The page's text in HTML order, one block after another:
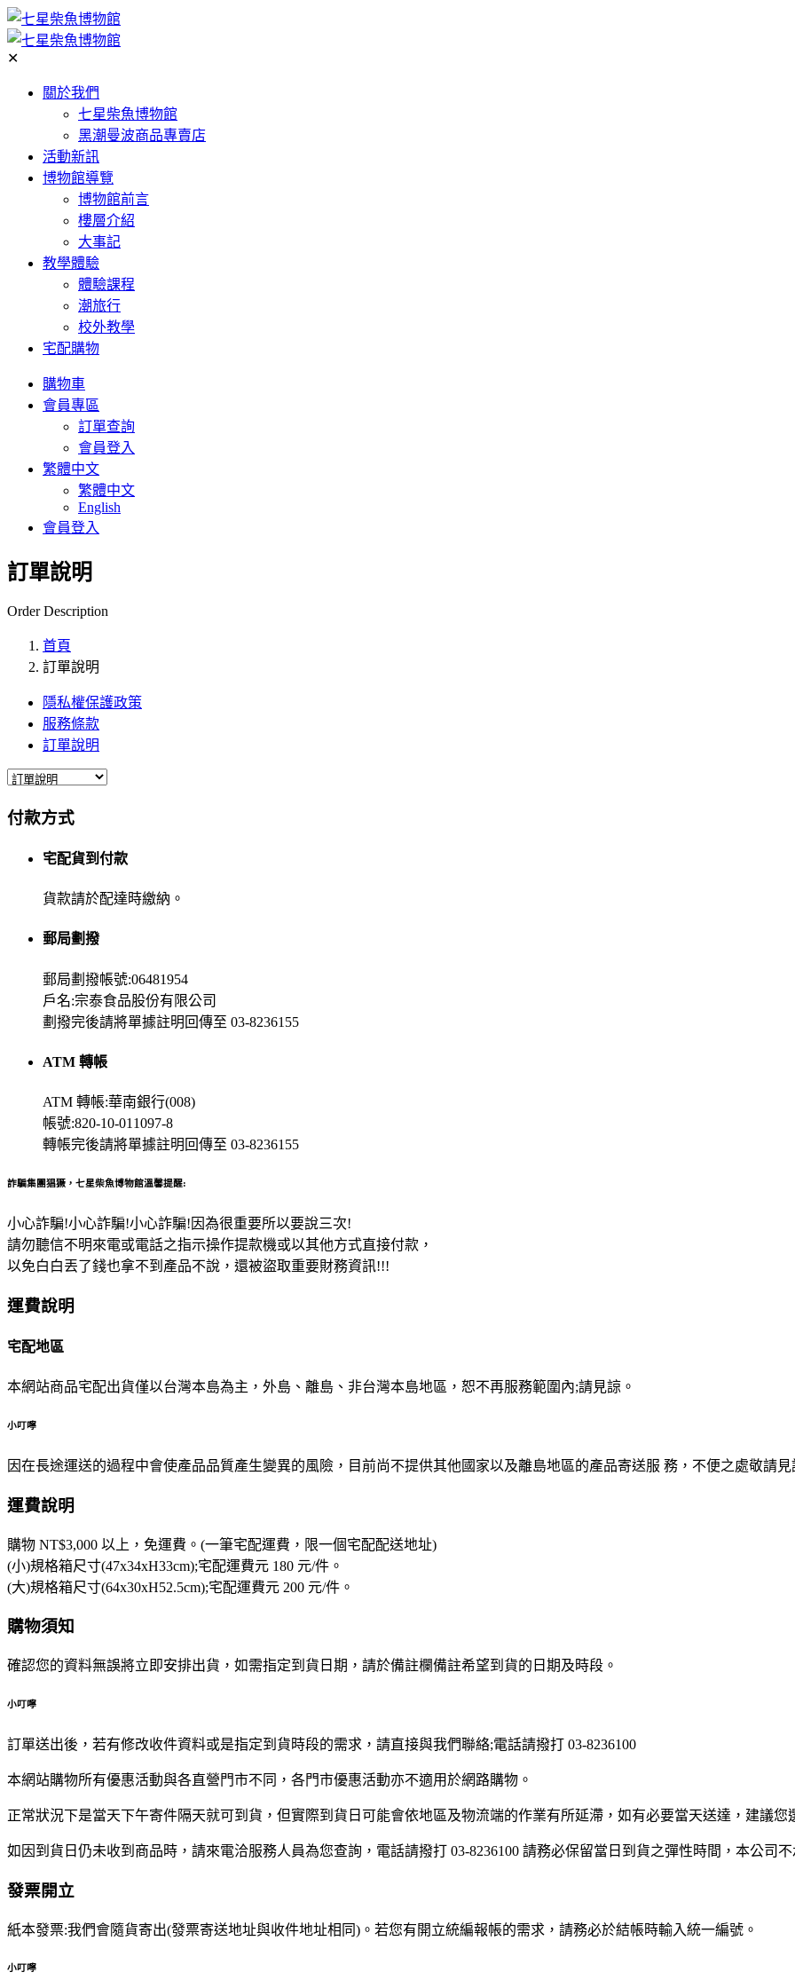
✕
關於我們
七星柴魚博物館
黑潮曼波商品專賣店
活動新訊
博物館導覽
博物館前言
樓層介紹
大事記
教學體驗
體驗課程
潮旅行
校外教學
宅配購物
購物車
會員專區
訂單查詢
會員登入
繁體中文
繁體中文
English
會員登入
訂單說明
Order Description
首頁
訂單說明
隱私權保護政策
服務條款
訂單說明
付款方式
宅配貨到付款
貨款請於配達時繳納。
郵局劃撥
郵局劃撥帳號:06481954
戶名:宗泰食品股份有限公司
劃撥完後請將單據註明回傳至 03-8236155
ATM 轉帳
ATM 轉帳:華南銀行(008)
帳號:820-10-011097-8
轉帳完後請將單據註明回傳至 03-8236155
詐騙集團猖獗，七星柴魚博物館溫馨提醒:
小心詐騙!小心詐騙!小心詐騙!因為很重要所以要說三次!
請勿聽信不明來電或電話之指示操作提款機或以其他方式直接付款，
以免白白丟了錢也拿不到產品不說，還被盜取重要財務資訊!!!
運費說明
宅配地區
本網站商品宅配出貨僅以台灣本島為主，外島、離島、非台灣本島地區，恕不再服務範圍內;請見諒。
小叮嚀
因在長途運送的過程中會使產品品質產生變異的風險，目前尚不提供其他國家以及離島地區的產品寄送服 務，不便之處敬請見
運費說明
購物 NT$3,000 以上，免運費。(一筆宅配運費，限一個宅配配送地址)
(小)規格箱尺寸(47x34xH33cm);宅配運費元 180 元/件。
(大)規格箱尺寸(64x30xH52.5cm);宅配運費元 200 元/件。
購物須知
確認您的資料無誤將立即安排出貨，如需指定到貨日期，請於備註欄備註希望到貨的日期及時段。
小叮嚀
訂單送出後，若有修改收件資料或是指定到貨時段的需求，請直接與我們聯絡;電話請撥打 03-8236100
本網站購物所有優惠活動與各直營門市不同，各門市優惠活動亦不適用於網路購物。
正常狀況下是當天下午寄件隔天就可到貨，但實際到貨日可能會依地區及物流端的作業有所延滯，如有必要當天送達，建議您
如因到貨日仍未收到商品時，請來電洽服務人員為您查詢，電話請撥打 03-8236100 請務必保留當日到貨之彈性時間，本公司
發票開立
紙本發票:我們會隨貨寄出(發票寄送地址與收件地址相同)。若您有開立統編報帳的需求，請務必於結帳時輸入統一編號。
小叮嚀